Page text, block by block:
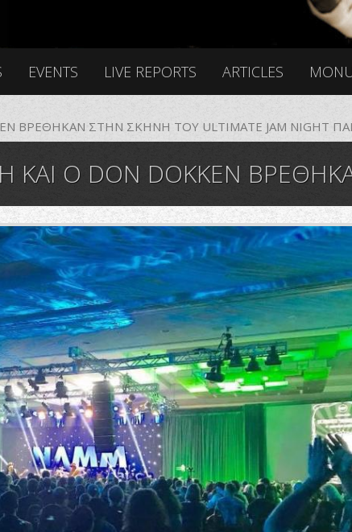
EVENTS LIVE REPORTS ARTICLES
ΒΡΕΘΗΚΑΝ ΣΤΗΝ ΣΚΗΝΗ ΤΟΥ ULTIMATE JAM NIGHT
ΒΡΕΘΗΚΑΝ ΣΤΗΝ ΣΚΗΝΗ ΤΟΥ ULTIMATE JAM NIGHT